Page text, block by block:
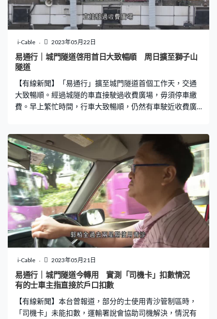
條，慢線會改為巴士線，其他司機就要用中線和快線。而
往九龍方向，會由七條線減至三條，現在獅子山隧道公路
上下午繁忙時段左線設有巴士專線的安排維持不變。 運輸
署說現時獅隧每日有約9萬架次車輛通過，累積青沙管制區
和城隧的經驗，有信心「易通行」在獅隧會運作暢順。運
輸署署長羅淑佩：「我們不預計有一個很大的紓緩擠塞的
費亭以及毋須在過收費亭前後有比較大量切線需要
i-Cable 2023年05月22日
易通行｜城門隧道啓用首日大致暢順 周日擴至獅子山
隧道
【有線新聞】「易通行」擴至城門隧道首個工作天，交通
大致暢順。經過城隧的車直接駛過收費廣場，毋須停車繳
費。早上繁忙時間，行車大致暢順，仍然有車駛近收費廣
擴至獅子山隧道。
i-Cable 2023年05月21日
易通行｜城門隧道今轉用 實測「司機卡」扣數情況
有的士車主指直接於戶口扣數
【有線新聞】本台曾報道，部分的士使用青沙管制區時，
「司機卡」未能扣數，運輸署說會協助司機解決，情況有